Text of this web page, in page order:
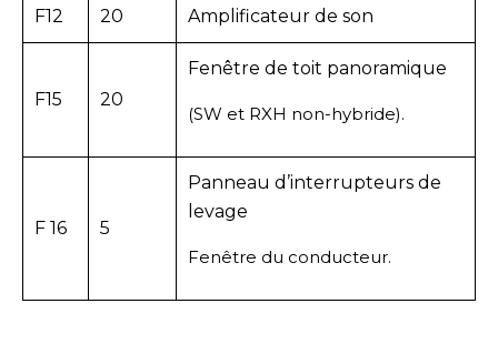
F12 20 Amplificateur de son
F15 20
Fenêtre de toit panoramique
(SW et RXH non-hybride).
F 16 5
Panneau d’interrupteurs de
levage
Fenêtre du conducteur.